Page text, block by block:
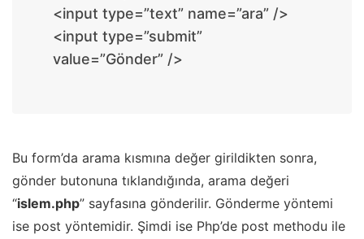
<input type=”text” name=”ara” />
<input type=”submit”
value=”Gönder” />
Bu form’da arama kısmına değer girildikten sonra,
gönder butonuna tıklandığında, arama değeri
“islem.php” sayfasına gönderilir. Gönderme yöntemi
ise post yöntemidir. Şimdi ise Php’de post methodu ile